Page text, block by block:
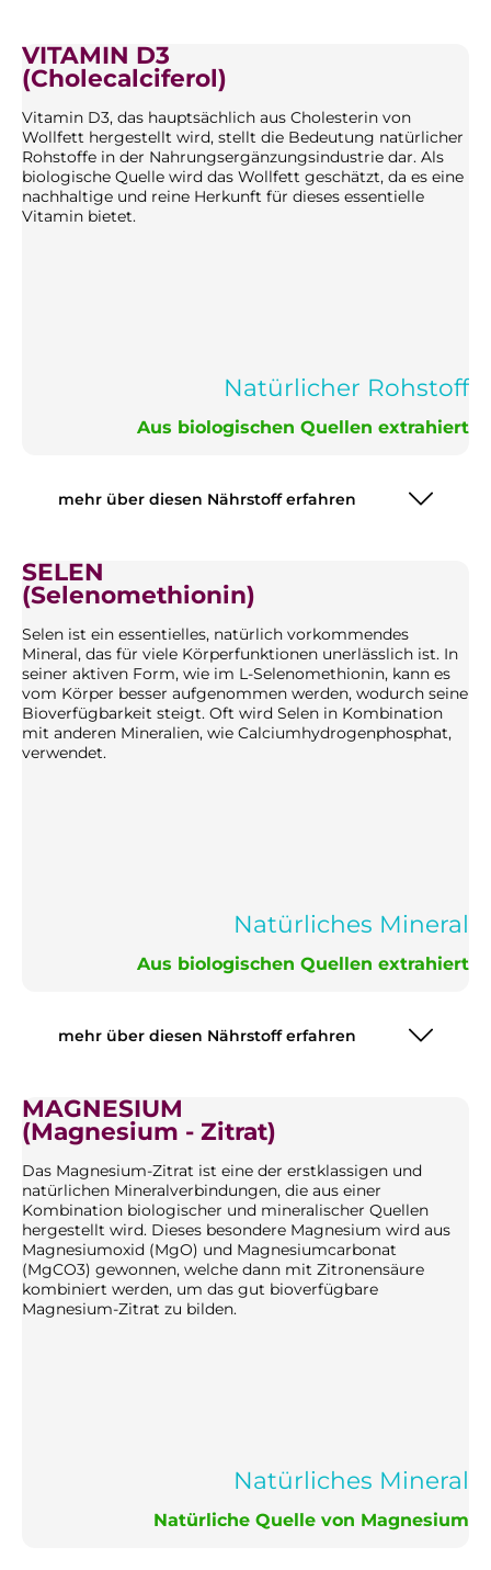
VITAMIN D3
(Cholecalciferol)
Vitamin D3, das hauptsächlich aus Cholesterin von
Wollfett hergestellt wird, stellt die Bedeutung natürlicher
Rohstoffe in der Nahrungsergänzungsindustrie dar. Als
biologische Quelle wird das Wollfett geschätzt, da es eine
nachhaltige und reine Herkunft für dieses essentielle
Vitamin bietet.
Natürlicher Rohstoff
Aus biologischen Quellen extrahiert
mehr über diesen Nährstoff erfahren
SELEN
(Selenomethionin)
Selen ist ein essentielles, natürlich vorkommendes
Mineral, das für viele Körperfunktionen unerlässlich ist. In
seiner aktiven Form, wie im L-Selenomethionin, kann es
vom Körper besser aufgenommen werden, wodurch seine
Bioverfügbarkeit steigt. Oft wird Selen in Kombination
mit anderen Mineralien, wie Calciumhydrogenphosphat,
verwendet.
Natürliches Mineral
Aus biologischen Quellen extrahiert
mehr über diesen Nährstoff erfahren
MAGNESIUM
(Magnesium - Zitrat)
Das Magnesium-Zitrat ist eine der erstklassigen und
natürlichen Mineralverbindungen, die aus einer
Kombination biologischer und mineralischer Quellen
hergestellt wird. Dieses besondere Magnesium wird aus
Magnesiumoxid (MgO) und Magnesiumcarbonat
(MgCO3) gewonnen, welche dann mit Zitronensäure
kombiniert werden, um das gut bioverfügbare
Magnesium-Zitrat zu bilden.
Natürliches Mineral
Natürliche Quelle von Magnesium